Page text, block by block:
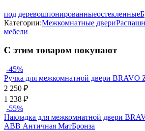
под деревошпонированныеостекленные
Категории:Межкомнатные двери
мебели
С этим товаром покупают
-45%
Ручка для межкомнатной двери BRAVO
2 250 ₽
1 238 ₽
-55%
Накладка для межкомнатной двери
ABB Античная МатБронза